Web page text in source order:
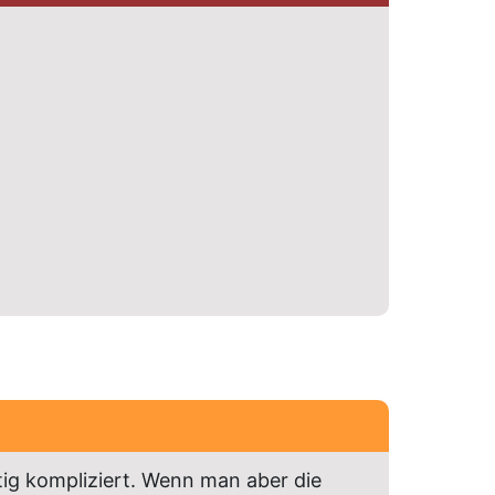
kompliziert. Wenn man aber die